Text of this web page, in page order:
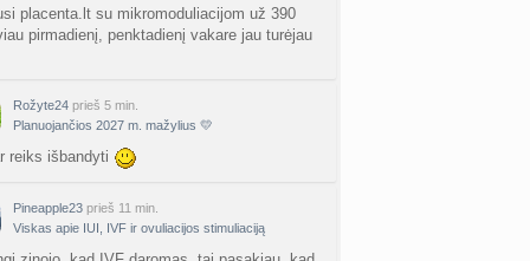
AgnieskaAdele prieš 1 d.
Jonas
mokyklos
babarikė prieš 1 d.
rečiausi berniukų vardai :)
Nerea prieš 2 d.
placenta.lt su mikromoduliacijom už 390
pirmadienį, penktadienį vakare jau turėjau
Rožyte24 prieš 5 min.
Planuojančios 2027 m. mažylius 💛
reiks išbandyti
Pineapple23 prieš 11 min.
Viskas apie IUI, IVF ir ovuliacijos stimuliaciją